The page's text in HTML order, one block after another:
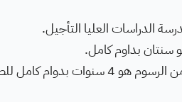
الدراسات العليا التأجيل.
سنتان بداوم كامل.
الحد الأقصى لمدة الراتب هو 3.5 سنوات بدوام كامل، والحد الأقصى لمدة الإعفاء من الرسوم هو 4